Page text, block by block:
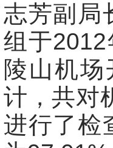
志芳副局
组于
陵山机
计，共对
进行了检